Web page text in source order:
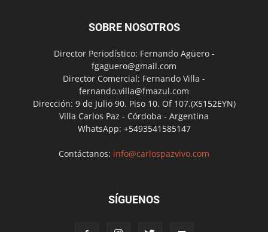
SOBRE NOSOTROS
Director Periodístico: Fernando Agüero -
fgaguero@gmail.com
Director Comercial: Fernando Villa -
fernando.villa@fmazul.com
Dirección: 9 de Julio 90. Piso 10. Of 107.(X5152EYN)
Villa Carlos Paz - Córdoba - Argentina
WhatsApp: +5493541585147
Contáctanos: info@carlospazvivo.com
SÍGUENOS